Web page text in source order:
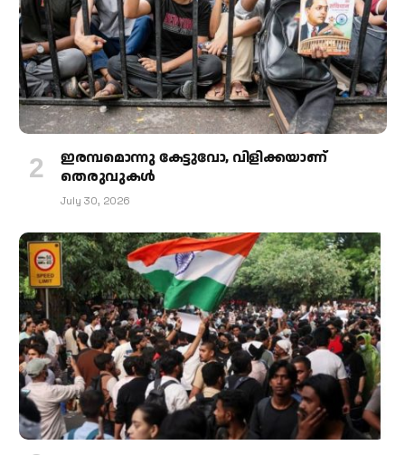
ഇരമ്പമൊന്നു കേട്ടുവോ, വിളിക്കയാണ്
തെരുവുകള്‍
July 30, 2026